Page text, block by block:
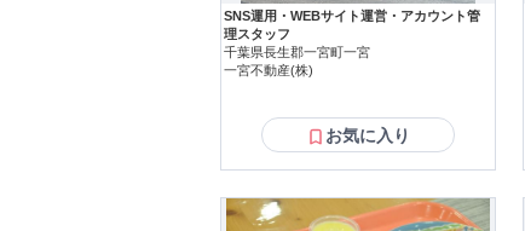
SNS運用・WEBサイト運営・アカウント管
理スタッフ
千葉県長生郡一宮町一宮
一宮不動産(株)
お気に入り